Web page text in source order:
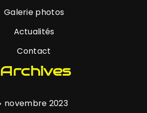
Galerie photos
Actualités
Contact
Archives
novembre 2023